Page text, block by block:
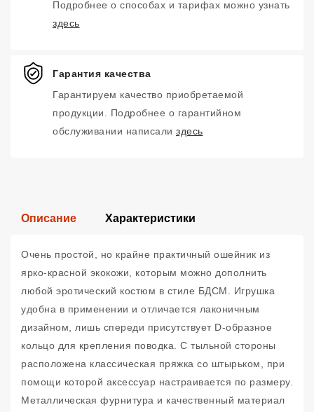
Подробнее о способах и тарифах можно узнать
здесь
Гарантия качества
Гарантируем качество приобретаемой
продукции. Подробнее о гарантийном
обслуживании написали здесь
Описание Характеристики
Очень простой, но крайне практичный ошейник из
ярко-красной экокожи, которым можно дополнить
любой эротический костюм в стиле БДСМ. Игрушка
удобна в применении и отличается лаконичным
дизайном, лишь спереди присутствует D-образное
кольцо для крепления поводка. С тыльной стороны
расположена классическая пряжка со штырьком, при
помощи которой аксессуар настраивается по размеру.
Металлическая фурнитура и качественный материал